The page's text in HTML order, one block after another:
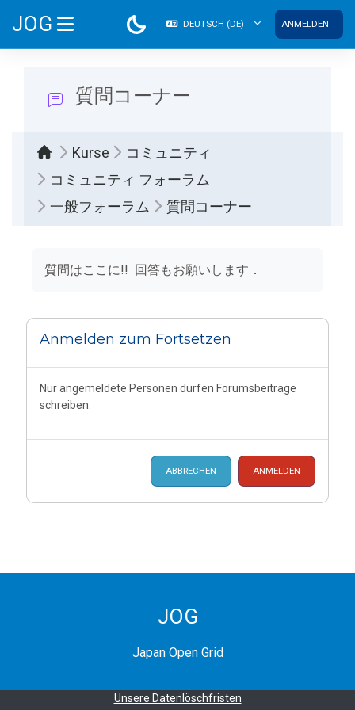
JOG
WEBSITE-ÜBERSICHT
DEUTSCH ‎(DE)‎ ANMELDEN
質問コーナー
Kurse
コミュニティ
コミュニティ フォーラム
一般フォーラム
質問コーナー
質問はここに!! 回答もお願いします．
Anmelden zum Fortsetzen
Nur angemeldete Personen dürfen Forumsbeiträge
schreiben.
ABBRECHEN ANMELDEN
JOG
Japan Open Grid
Unsere Datenlöschfristen